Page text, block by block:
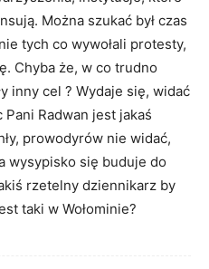
Można szukać był czas
tych co wywołali protesty,
Chyba że, w co trudno
inny cel ? Wydaje się, widać
Radwan jest jakaś
prowodyrów nie widać,
wysypisko się buduje do
rzetelny dziennikarz by
taki w Wołominie?